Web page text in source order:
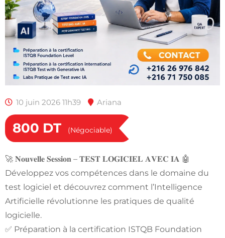
10 juin 2026 11h39 Ariana
800 DT (Négociable)
🚀 𝐍𝐨𝐮𝐯𝐞𝐥𝐥𝐞 𝐒𝐞𝐬𝐬𝐢𝐨𝐧 – 𝐓𝐄𝐒𝐓 𝐋𝐎𝐆𝐈𝐂𝐈𝐄𝐋 𝐀𝐕𝐄𝐂 𝐈𝐀 🤖
Développez vos compétences dans le domaine du
test logiciel et découvrez comment l’Intelligence
Artificielle révolutionne les pratiques de qualité
logicielle.
✅ Préparation à la certification ISTQB Foundation